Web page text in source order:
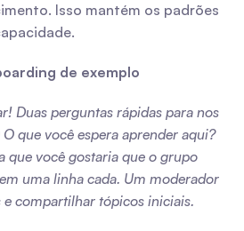
Isso mantém os padrões
de exemplo
Duas perguntas rápidas para nos
que você espera aprender aqui?
que você gostaria que o grupo
uma linha cada. Um moderador
compartilhar tópicos iniciais.